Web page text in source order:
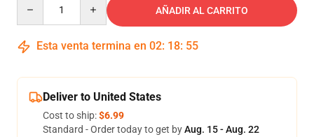
AÑADIR AL CARRITO
Esta venta termina en 02: 18: 54
Deliver to United States
Cost to ship:$6.99
Standard - Order today to get byAug. 15 - Aug. 22